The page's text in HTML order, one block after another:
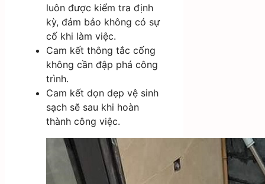
luôn được kiểm tra định
kỳ, đảm bảo không có sự
cố khi làm việc.
Cam kết thông tắc cống
không cần đập phá công
trình.
Cam kết dọn dẹp vệ sinh
sạch sẽ sau khi hoàn
thành công việc.